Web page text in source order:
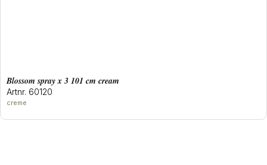
blossom spray x 3 101 cm cream
Artnr. 60120
creme